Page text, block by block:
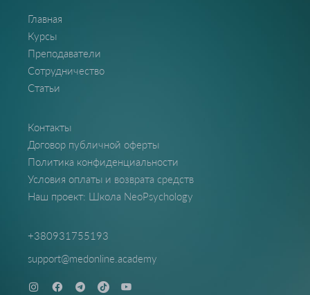
Главная
Курсы
Преподаватели
Сотрудничество
Статьи
Контакты
Договор публичной оферты
Политика конфиденциальности
Условия оплаты и возврата средств
Наш проект: Школа NeoPsychology
+380931755193
support@medonline.academy